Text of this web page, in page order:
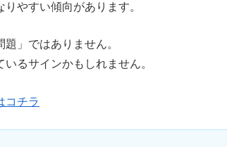
やすい傾向があります。
」ではありません。
るサインかもしれません。
コチラ